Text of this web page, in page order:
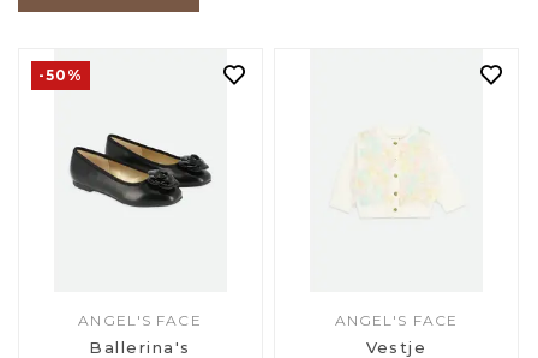
-50%
ANGEL'S FACE
Ballerina's
ANGEL'S FACE
Vestje